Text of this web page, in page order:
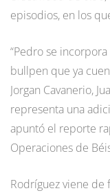
episodios, en los
“Pedro se
bullpen que ya
Jorgan Cavanerio,
representa una
apuntó el reporte
Operaciones de
Rodríguez viene de